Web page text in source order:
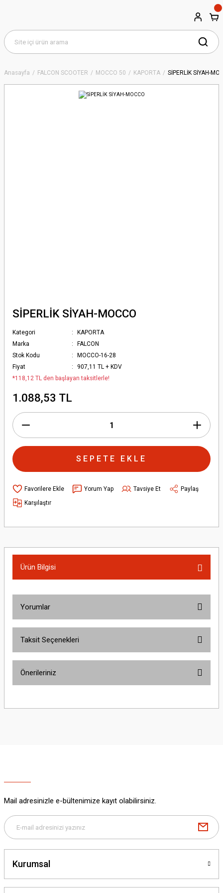
Anasayfa FALCON SCOOTER MOCCO 50 KAPORTA SİPERLİK SİYAH-
SİPERLİK SİYAH-MOCCO
Kategori
KAPORTA
Marka
FALCON
Stok Kodu
MOCCO-16-28
Fiyat
907,11 TL + KDV
*118,12 TL den başlayan taksitlerle!
1.088,53 TL
SEPETE EKLE
Yorum Yap Tavsiye Et
Paylaş
Karşılaştır
Ürün Bilgisi
Yorumlar
Taksit Seçenekleri
Önerileriniz
yetersiz gördüğünüz noktaları öneri formunu kullanarak tarafımıza
Bu ürüne benzer farklı alternatifler olmalı.
Mail adresinizle e-bültenimize kayıt olabilirsiniz.
Kurumsal